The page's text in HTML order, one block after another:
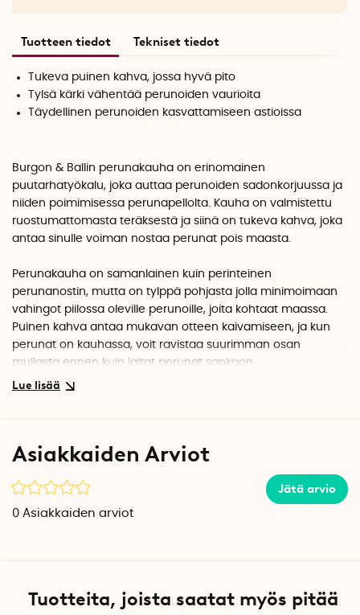
Tuotteen tiedot Tekniset tiedot
Tukeva puinen kahva, jossa hyvä pito
Tylsä kärki vähentää perunoiden vaurioita
Täydellinen perunoiden kasvattamiseen astioissa
Burgon & Ballin perunakauha on erinomainen
puutarhatyökalu, joka auttaa perunoiden sadonkorjuussa ja
niiden poimimisessa perunapellolta. Kauha on valmistettu
ruostumattomasta teräksestä ja siinä on tukeva kahva, joka
antaa sinulle voiman nostaa perunat pois maasta.
Perunakauha on samanlainen kuin perinteinen
perunanostin, mutta on tylppä pohjasta jolla minimoimaan
vahingot piilossa oleville perunoille, joita kohtaat maassa.
Puinen kahva antaa mukavan otteen kaivamiseen, ja kun
perunat on kauhassa, voit ravistaa suurimman osan
mullasta ennen kuin laitat perunat sankoon.
perunapelto, on suositeltavaa löysätä ensin maata kasvin
Kahva on valmistettu FSC-sertifioidusta puusta ja siinä on
Englannin Royal Horticulture Societyn tunnustama
Asiakkaiden Arviot
Jätä arvio
0 Asiakkaiden arviot
Tuotteita, joista saatat myös pitää